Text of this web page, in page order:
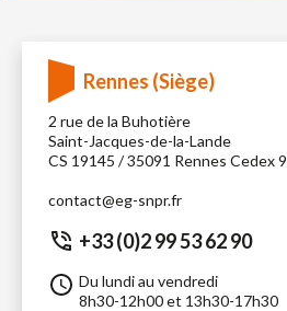
Rennes (Siège)
2 rue de la Buhotière
Saint-Jacques-de-la-Lande
CS 19145 / 35091 Rennes Cedex 9
contact@eg-snpr.fr
+33 (0)2 99 53 62 90
Du lundi au vendredi
8h30-12h00 et 13h30-17h30